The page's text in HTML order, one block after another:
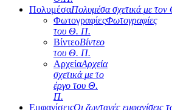
ΠολυμέσαΠολυμέσα σχετικά με
ΦωτογραφίεςΦωτογραφίες
του Θ. Π.
ΒίντεοΒίντεο
του Θ. Π.
ΑρχείαΑρχεία
σχετικά με το
έργο του Θ.
Π.
ΕμφανίσειςΟι ζωντανές εμφανίσεις